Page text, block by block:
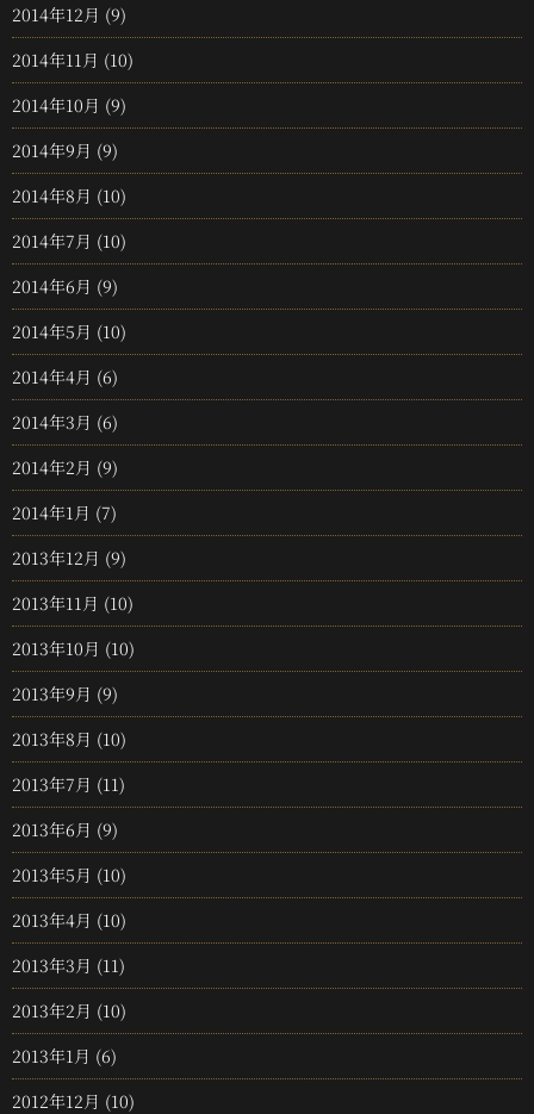
2014年12月 (9)
2014年11月 (10)
2014年10月 (9)
2014年9月 (9)
2014年8月 (10)
2014年7月 (10)
2014年6月 (9)
2014年5月 (10)
2014年4月 (6)
2014年3月 (6)
2014年2月 (9)
2014年1月 (7)
2013年12月 (9)
2013年11月 (10)
2013年10月 (10)
2013年9月 (9)
2013年8月 (10)
2013年7月 (11)
2013年6月 (9)
2013年5月 (10)
2013年4月 (10)
2013年3月 (11)
2013年2月 (10)
2013年1月 (6)
2012年12月 (10)